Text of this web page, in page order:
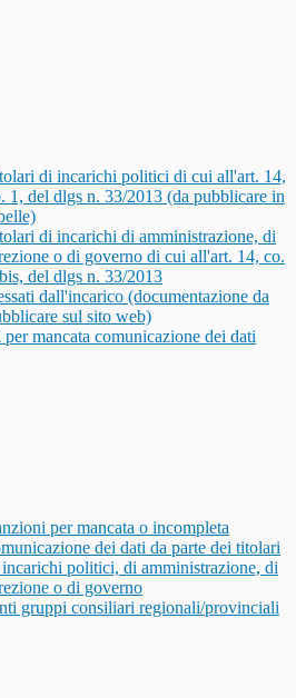
di incarichi politici di cui all'art. 14,
1, del dlgs n. 33/2013 (da pubblicare in
di incarichi di amministrazione, di
o di governo di cui all'art. 14, co.
del dlgs n. 33/2013
dall'incarico (documentazione da
sul sito web)
per mancata comunicazione dei dati
per mancata o incompleta
dei dati da parte dei titolari
politici, di amministrazione, di
o di governo
gruppi consiliari regionali/provinciali